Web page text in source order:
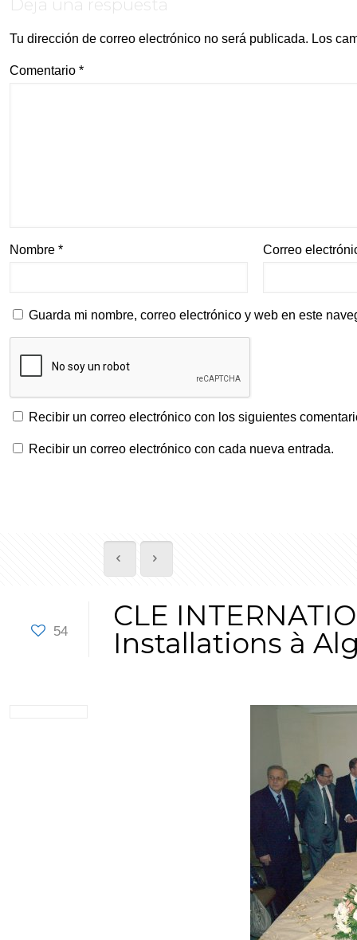
Deja una respuesta
Tu dirección de correo electrónico no será publicada. Los
Comentario *
Nombre * Correo
Guarda mi nombre, correo electrónico y web en este
Recibir un correo electrónico con los siguientes
Recibir un correo electrónico con cada nueva entrada.
54
CLE
Installations à